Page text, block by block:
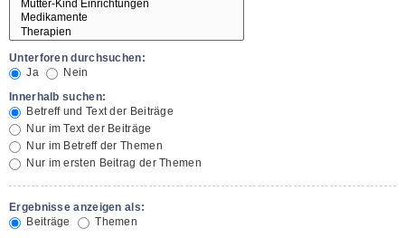
Unterforen durchsuchen:
Ja
Nein
Innerhalb suchen:
Betreff und Text der Beiträge
Nur im Text der Beiträge
Nur im Betreff der Themen
Nur im ersten Beitrag der Themen
Ergebnisse anzeigen als:
Beiträge
Themen